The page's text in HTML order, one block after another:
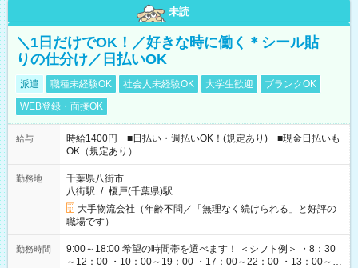
未読
＼1日だけでOK！／好きな時に働く＊シール貼
りの仕分け／日払いOK
派遣 職種未経験OK 社会人未経験OK 大学生歓迎
ブランクOK
WEB登録・面接OK
給与
時給1400円 ■日払い・週払いOK！(規定あり) ■現金日払いも
OK（規定あり）
勤務地
千葉県八街市
八街駅 / 榎戸(千葉県)駅
大手物流会社（年齢不問／「無理なく続けられる」と好評の
職場です）
勤務時間
9:00～18:00 希望の時間帯を選べます！ ＜シフト例＞ ・8：30
～12：00 ・10：00～19：00 ・17：00～22：00 ・13：00～